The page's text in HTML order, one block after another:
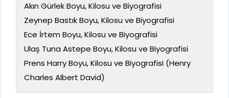
Akın Gürlek Boyu, Kilosu ve Biyografisi
Zeynep Bastık Boyu, Kilosu ve Biyografisi
Ece İrtem Boyu, Kilosu ve Biyografisi
Ulaş Tuna Astepe Boyu, Kilosu ve Biyografisi
Prens Harry Boyu, Kilosu ve Biyografisi (Henry
Charles Albert David)